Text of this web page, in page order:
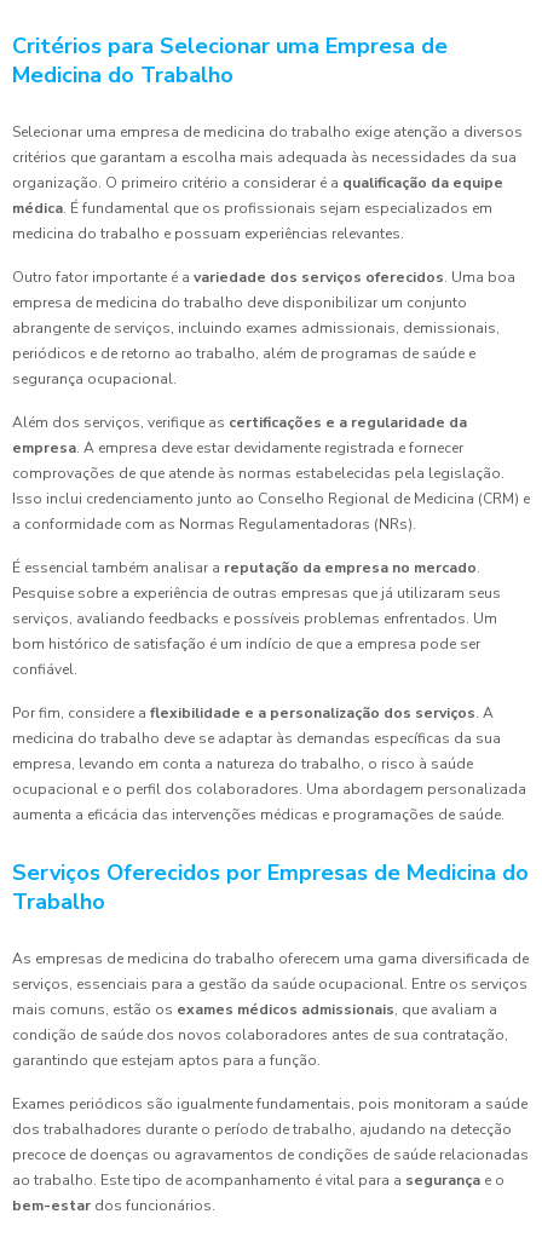
Critérios para Selecionar uma Empresa de
Medicina do Trabalho
Selecionar uma empresa de medicina do trabalho exige atenção a diversos
critérios que garantam a escolha mais adequada às necessidades da sua
organização. O primeiro critério a considerar é a qualificação da equipe
médica. É fundamental que os profissionais sejam especializados em
medicina do trabalho e possuam experiências relevantes.
Outro fator importante é a variedade dos serviços oferecidos. Uma boa
empresa de medicina do trabalho deve disponibilizar um conjunto
abrangente de serviços, incluindo exames admissionais, demissionais,
periódicos e de retorno ao trabalho, além de programas de saúde e
segurança ocupacional.
Além dos serviços, verifique as certificações e a regularidade da
empresa. A empresa deve estar devidamente registrada e fornecer
comprovações de que atende às normas estabelecidas pela legislação.
Isso inclui credenciamento junto ao Conselho Regional de Medicina (CRM) e
a conformidade com as Normas Regulamentadoras (NRs).
É essencial também analisar a reputação da empresa no mercado.
Pesquise sobre a experiência de outras empresas que já utilizaram seus
serviços, avaliando feedbacks e possíveis problemas enfrentados. Um
bom histórico de satisfação é um indício de que a empresa pode ser
confiável.
Por fim, considere a flexibilidade e a personalização dos serviços. A
medicina do trabalho deve se adaptar às demandas específicas da sua
empresa, levando em conta a natureza do trabalho, o risco à saúde
ocupacional e o perfil dos colaboradores. Uma abordagem personalizada
aumenta a eficácia das intervenções médicas e programações de saúde.
Serviços Oferecidos por Empresas de Medicina do
Trabalho
As empresas de medicina do trabalho oferecem uma gama diversificada de
serviços, essenciais para a gestão da saúde ocupacional. Entre os serviços
mais comuns, estão os exames médicos admissionais, que avaliam a
condição de saúde dos novos colaboradores antes de sua contratação,
garantindo que estejam aptos para a função.
Exames periódicos são igualmente fundamentais, pois monitoram a saúde
dos trabalhadores durante o período de trabalho, ajudando na detecção
precoce de doenças ou agravamentos de condições de saúde relacionadas
ao trabalho. Este tipo de acompanhamento é vital para a segurança e o
bem-estar dos funcionários.